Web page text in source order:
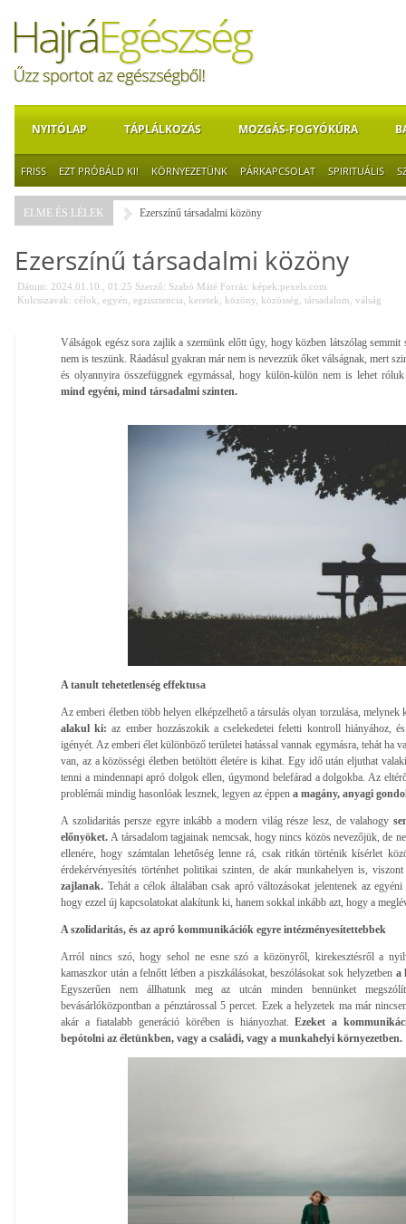
NYITÓLAP TÁPLÁLKOZÁS MOZGÁS-FOGYÓKÚRA
FRISS EZT PRÓBÁLD KI! KÖRNYEZETÜNK PÁRKAPCSOLAT SPIRITUÁLIS
ELME ÉS LÉLEK Ezerszínű társadalmi közöny
Ezerszínű társadalmi közöny
Dátum: 2024.01.10., 01:25 Szerző: Szabó Máté Forrás: képek:pexels.com
Kulcsszavak: célok egyén egzisztencia keretek közöny közösség társadalom válság
Válságok egész sora zajlik a szemünk előtt úgy, hogy közben látszólag
nem is teszünk. Ráadásul gyakran már nem is nevezzük őket válságnak, mert
és olyannyira összefüggnek egymással, hogy külön-külön nem is lehet
mind egyéni, mind társadalmi szinten.
A tanult tehetetlenség effektusa
Az emberi életben több helyen elképzelhető a társulás olyan torzulása, melynek
alakul ki: az ember hozzászokik a cselekedetei feletti kontroll hiányához,
igényét. Az emberi élet különböző területei hatással vannak egymásra, tehát ha
van, az a közösségi életben betöltött életére is kihat. Egy idő után eljuthat
tenni a mindennapi apró dolgok ellen, úgymond belefárad a dolgokba. Az
problémái mindig hasonlóak lesznek, legyen az éppen a magány, anyagi
A szolidaritás persze egyre inkább a modern világ része lesz, de valahogy
előnyöket. A társadalom tagjainak nemcsak, hogy nincs közös nevezőjük, de
ellenére, hogy számtalan lehetőség lenne rá, csak ritkán történik kísérlet
érdekérvényesítés történhet politikai szinten, de akár munkahelyen is,
zajlanak. Tehát a célok általában csak apró változásokat jelentenek az
hogy ezzel új kapcsolatokat alakítunk ki, hanem sokkal inkább azt, hogy a
A szolidaritás, és az apró kommunikációk egyre intézményesítettebbek
Arról nincs szó, hogy sehol ne esne szó a közönyről, kirekesztésről a
kamaszkor után a felnőtt létben a piszkálásokat, beszólásokat sok helyzetben a
Egyszerűen nem állhatunk meg az utcán minden bennünket
bevásárlóközpontban a pénztárossal 5 percet. Ezek a helyzetek ma már
akár a fiatalabb generáció körében is hiányozhat.
Ezeket a
bepótolni az életünkben, vagy a családi, vagy a munkahelyi környezetben.